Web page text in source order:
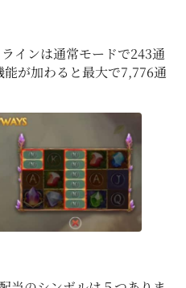
インは通常モードで243通
が加わると最大で7,776通